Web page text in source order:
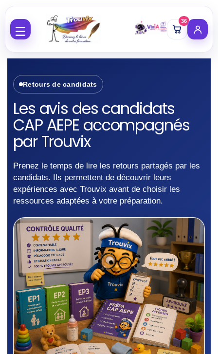
36
Retours de candidats
Les avis des candidats
CAP AEPE accompagnés
par Trouvix
Prenez le temps de lire les retours partagés par les
candidats. Ils permettent de découvrir leurs
expériences avec Trouvix avant de choisir les
ressources adaptées à votre préparation.